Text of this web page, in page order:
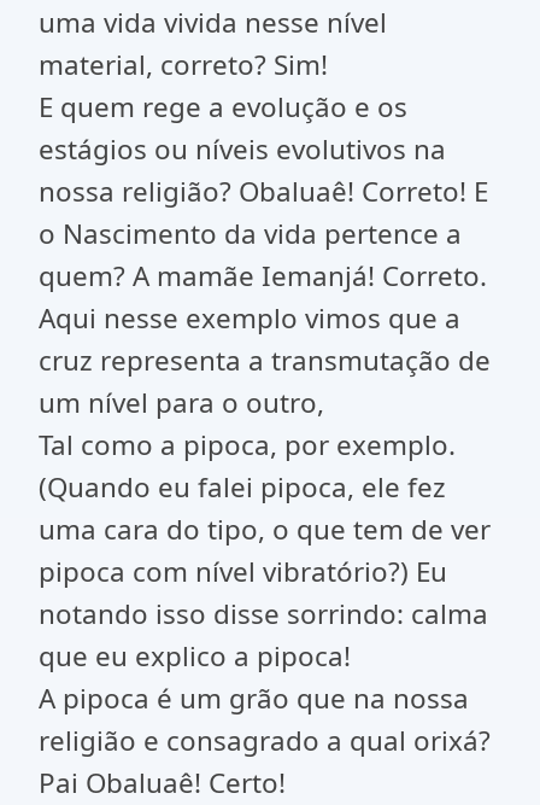
uma vida vivida nesse nível
material, correto? Sim!
E quem rege a evolução e os
estágios ou níveis evolutivos na
nossa religião? Obaluaê! Correto! E
o Nascimento da vida pertence a
quem? A mamãe Iemanjá! Correto.
Aqui nesse exemplo vimos que a
cruz representa a transmutação de
um nível para o outro,
Tal como a pipoca, por exemplo.
(Quando eu falei pipoca, ele fez
uma cara do tipo, o que tem de ver
pipoca com nível vibratório?) Eu
notando isso disse sorrindo: calma
que eu explico a pipoca!
A pipoca é um grão que na nossa
religião e consagrado a qual orixá?
Pai Obaluaê! Certo!